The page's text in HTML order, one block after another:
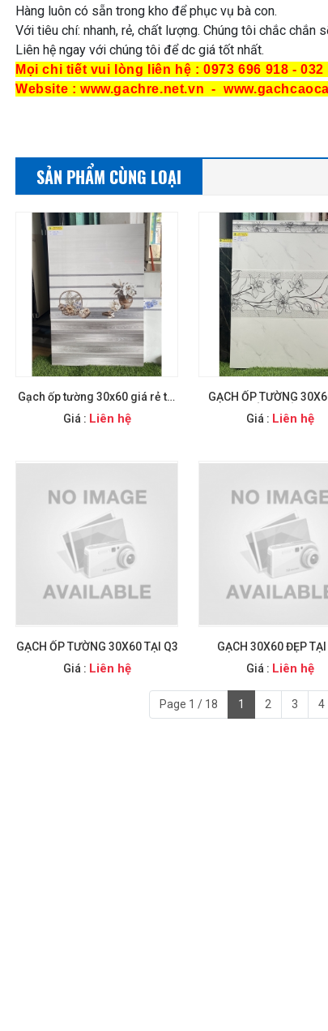
Hàng luôn có sẵn trong kho để phục vụ bà con.
Với tiêu chí: nhanh, rẻ, chất lượng. Chúng tôi chắc chắn
Liên hệ ngay với chúng tôi để dc giá tốt nhất.
Mọi chi tiết vui lòng liên hệ : 0973 696 918 - 032
Website : www.gachre.net.vn -
SẢN PHẨM CÙNG LOẠI
Gạch ốp tường 30x60 giá rẻ tại
Giá : Liên hệ
GẠCH ỐP TƯỜNG
CÔNG ĐÔNG
Giá : Liên hệ
GẠCH ỐP TƯỜNG 30X60 TẠI Q3
Giá : Liên hệ
GẠCH 30X60 ĐẸP
Giá : Liên hệ
Page 1 / 18 1 2 3 4